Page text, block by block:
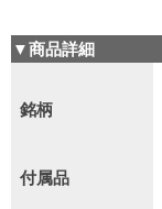
▼商品詳細
銘柄
付属品